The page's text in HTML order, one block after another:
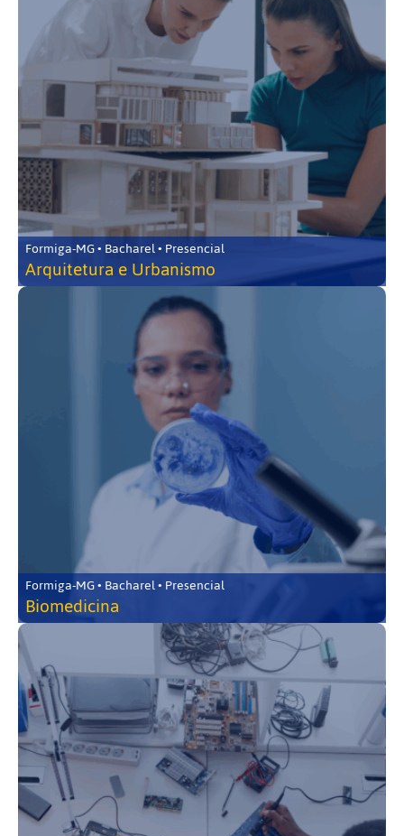
Formiga-MG • Bacharel • Presencial
Arquitetura e Urbanismo
Formiga-MG • Bacharel • Presencial
Biomedicina